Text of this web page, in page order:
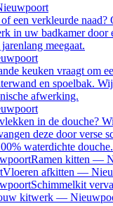
een verkleurde naad?
in uw badkamer door
meegaat.
keuken vraagt om
en spoelbak.
afwerking.
in de douche?
deze door verse
waterdichte douche.
Ramen kitten —
Vloeren afkitten —
Schimmelkit
kitwerk —